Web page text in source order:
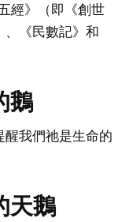
經》（即《創世
、《民數記》和
鵝
我們祂是生命的
天鵝